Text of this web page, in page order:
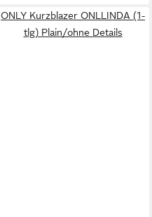
ONLY Kurzblazer ONLLINDA (1-
tlg) Plain/ohne Details